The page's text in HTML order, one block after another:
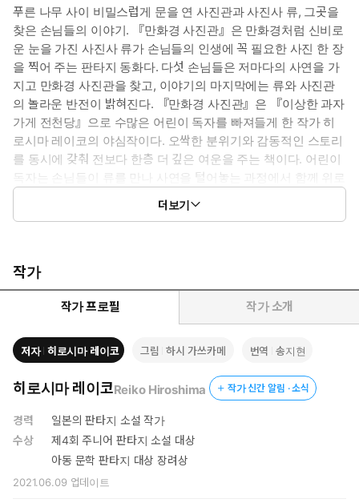
푸른 나무 사이 비밀스럽게 문을 연 사진관과 사진사 류, 그곳을
찾은 손님들의 이야기. 『만화경 사진관』은 만화경처럼 신비로
운 눈을 가진 사진사 류가 손님들의 인생에 꼭 필요한 사진 한 장
을 찍어 주는 판타지 동화다. 다섯 손님들은 저마다의 사연을 가
지고 만화경 사진관을 찾고, 이야기의 마지막에는 류와 사진관
의 놀라운 반전이 밝혀진다. 『만화경 사진관』은 『이상한 과자
가게 전천당』으로 수많은 어린이 독자를 빠져들게 한 작가 히
로시마 레이코의 야심작이다. 오싹한 분위기와 감동적인 스토리
를 동시에 갖춰 전보다 한층 더 깊은 여운을 주는 책이다. 어린이
독자는 손님들이 류를 만나 사연을 털어놓는 과정에서 함께 위로
받고, 자신의 상황을 대입하며 가장 소중한 순간과 소중한 사람
에 대해 생각해 보게 된다. 작가 이름을 숨기고 진행한 블라인드
보여주는 책이다.
더보기
작가
작가 프로필 작가 소개
저자 히로시마 레이코 그림 하시 가쓰카메 번역 송지현
히로시마 레이코Reiko Hiroshima 작가 신간 알림 · 소식
경력
일본의 판타지 소설 작가
수상
제4회 주니어 판타지 소설 대상
아동 문학 판타지 대상 장려상
2021.06.09 업데이트